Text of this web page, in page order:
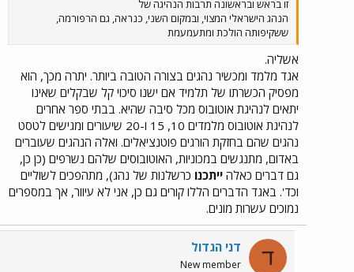
זו בראש ובראשונה תרבות הנהיגה של
הנהג הישראלי המצוי, ובמקום השני, כנראה, גם הרפורמה,
ששקיפותה הולכת ומתעמעמת
אשליה.
אגד מלמד ומכשיר נהגים בצורה הטובה ביותר. יתרה מכך, הוא
מפסיק הכשרתו של תלמיד אם ישנו סיכוי קל שבקלים שאינו
יתאים לנהיגת אוטובוס מכל סיבה שהיא. בבתי ספר אחרים
לנהיגת אוטובוס מלמדים 10, 15 ו-20 שיעורים ומגישים לטסט
נהגים שהם בחזקת הורגים פוטנציאלים. ואלה הנהגים שעוברים
באדום, מתנגשים במכוניות, האוטובוסים שלהם נשרפים (כן כן,
גם דברים כאלה ייתכנו כרשלנות של נהג), מתהפכים לשוליים
וכד'. באגד הדברים הללו קורים גם כן, אני לא עיוור, אך במספרים
נמוכים עשרות מונים.
ד דני הגדול
New member